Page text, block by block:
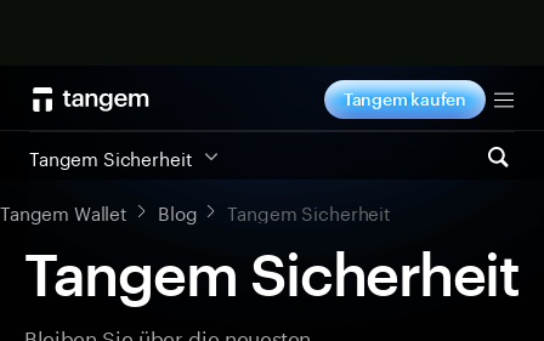
Tangem kaufen
Tangem Sicherheit
Tangem Wallet
Blog Tangem Sicherheit
Tangem Sicherheit